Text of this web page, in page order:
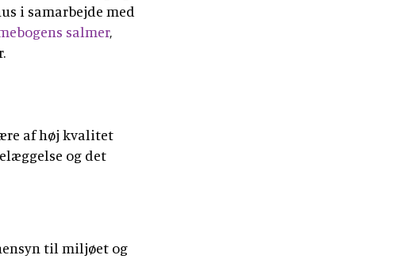
i samarbejde med
salmer,
af høj kvalitet
og det
til miljøet og